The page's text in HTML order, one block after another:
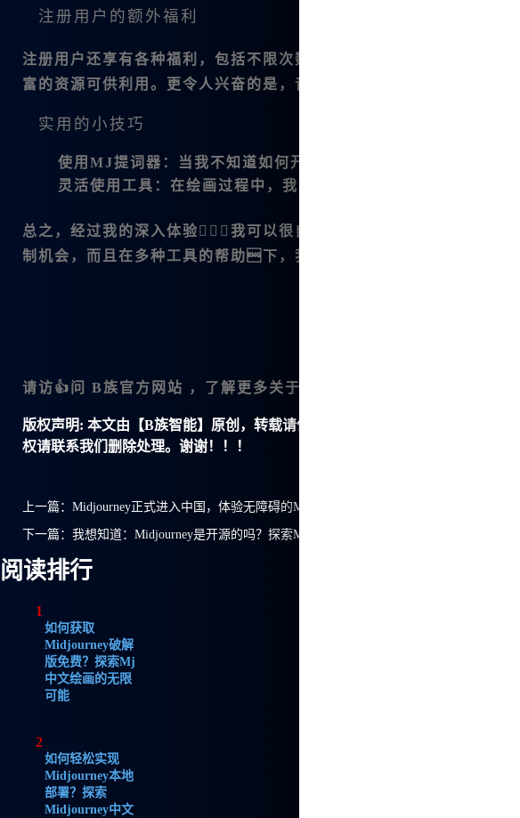
注册用户的额外福利
注册用户还享有各种福利，包括不限次数的GPT-4O增强版使用🔥，
富的资源可供利用。更令人兴奋的是，音乐生成功能也让🔥我可以轻
实用的小技巧
使用MJ提词器 ：当我不知道如何开始创作时，MJ提词器给我提
灵活使用工具 ：在绘画过程中，我会交替使用不同的绘图工具，
总之，经过我的深入体验，我可以很自信地说，在
制机会，而且在多种工具的帮助下，我的创作变得更加高效和愉快。
请访👍问 B族官方网站 ，了解更多关于
版权声明: 本文由【B族智能】原创，转载请保留链接: https://www.bzu.cn/
权请联系我们删除处理。谢谢！！！
上一篇： Midjourney正式进入中国，体验无障碍的Mj中文绘画！
下一篇： 我想知道：Midjourney是开源的吗？探索Midjourney中文绘画的魅力
阅读排行
1
如何获取
Midjourney破解
版免费？探索Mj
中文绘画的无限
可能
2
如何轻松实现
Midjourney本地
部署？探索
Midjourney中文